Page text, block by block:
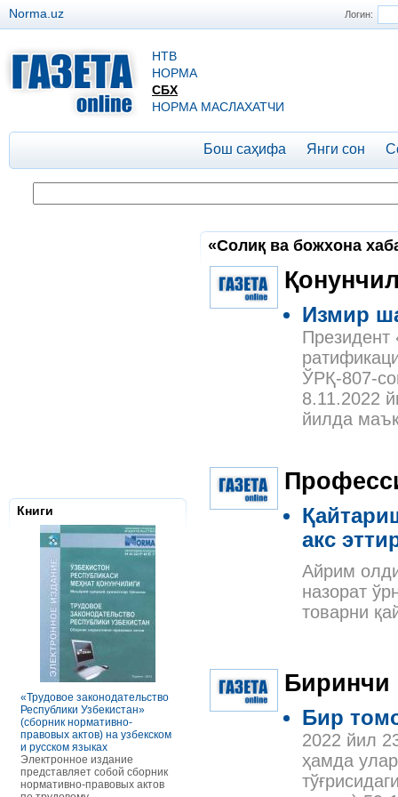
Логин:
Norma.uz
НТВ
НОРМА
СБХ
НОРМА МАСЛАХАТЧИ
Бош саҳифа Янги сон
Книги
«Трудовое законодательство
Республики Узбекистан»
(сборник нормативно-
правовых актов) на узбекском
и русском языках
Электронное издание
представляет собой сборник
нормативно-правовых актов
РАСЧЕТЫ С ПЕРСОНАЛОМ II
ТОМ ОСОБЕННОСТИ
В книге рассмотрены вопросы
оплаты труда отдельных
отдельных сферах и случаях.
Сборник
правовых
по сути
сборник
правовых
Узбекистан.
законы,
«Солиқ ва божхона
Измир
ЎРҚ-807-
8.11.2022
йилда
акс
Айрим
назорат
товарни
Биринчи
Бир
2022 йил
ҳамда